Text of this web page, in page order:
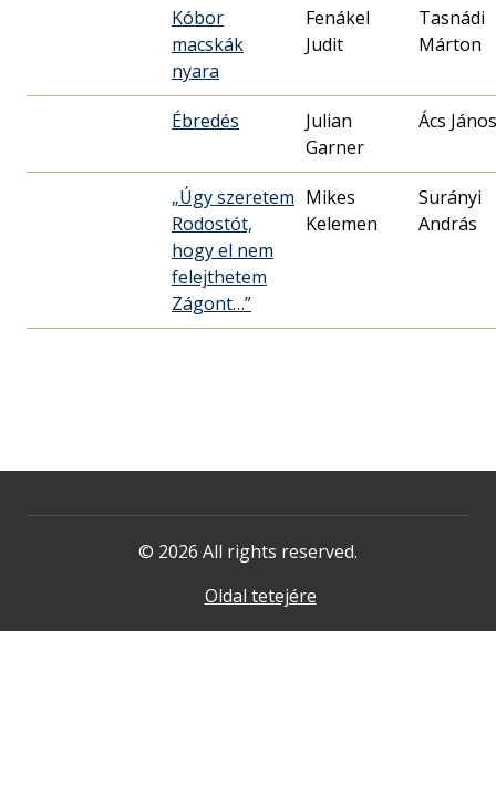
Kóbor
macskák
nyara
Fenákel
Judit
Tasnádi
Márton
Ébredés
Julian
Garner
Ács János
„Úgy szeretem
Rodostót,
hogy el nem
felejthetem
Zágont…”
Mikes
Kelemen
Surányi
András
© 2026 All rights reserved.
Oldal tetejére